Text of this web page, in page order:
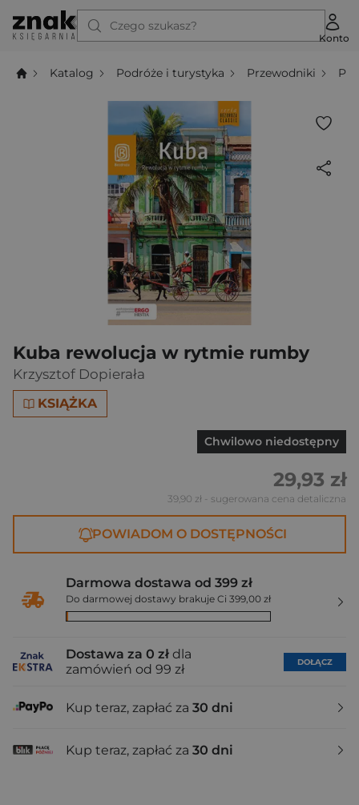
Czego szukasz?
Konto
Katalog Podróże i turystyka Przewodniki
Kuba rewolucja w rytmie rumby
Krzysztof Dopierała
KSIĄŻKA
Chwilowo niedostępny
29,93 zł
39,90 zł - sugerowana cena detaliczna
POWIADOM O DOSTĘPNOŚCI
Darmowa dostawa od 399 zł
Do darmowej dostawy brakuje Ci 399,00 zł
Dostawa za 0 zł dla
zamówień od 99 zł
DOŁĄCZ
Kup teraz, zapłać za 30 dni
Kup teraz, zapłać za 30 dni